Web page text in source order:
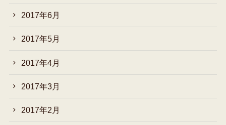
2017年6月
2017年5月
2017年4月
2017年3月
2017年2月